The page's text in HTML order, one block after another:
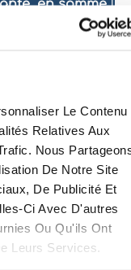
Le Contenu
Relatives Aux
Nous
De Notre Site
De Publicité Et
Ci Avec D'autres
Ou Qu'ils Ont
Leurs Services.
en somme!
to share it!